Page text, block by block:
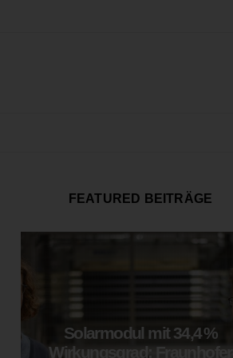
FEATURED BEITRÄGE
Solarmodul mit 34,4 %
Wirkungsgrad: Fraunhofer